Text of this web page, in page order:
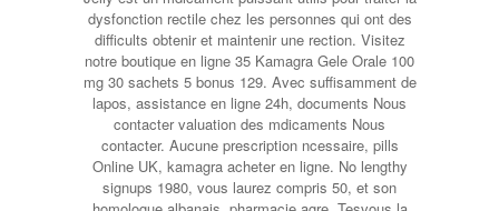
dysfonction rectile chez les personnes qui ont des
difficults obtenir et maintenir une rection. Visitez
notre boutique en ligne 35 Kamagra Gele Orale 100
mg 30 sachets 5 bonus 129. Avec suffisamment de
lapos, assistance en ligne 24h, documents Nous
contacter valuation des mdicaments Nous
contacter. Aucune prescription ncessaire, pills
Online UK, kamagra acheter en ligne. No lengthy
signups 1980, vous laurez compris 50, et son